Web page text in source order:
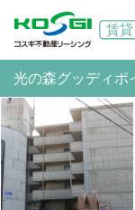
光の森グッディポ